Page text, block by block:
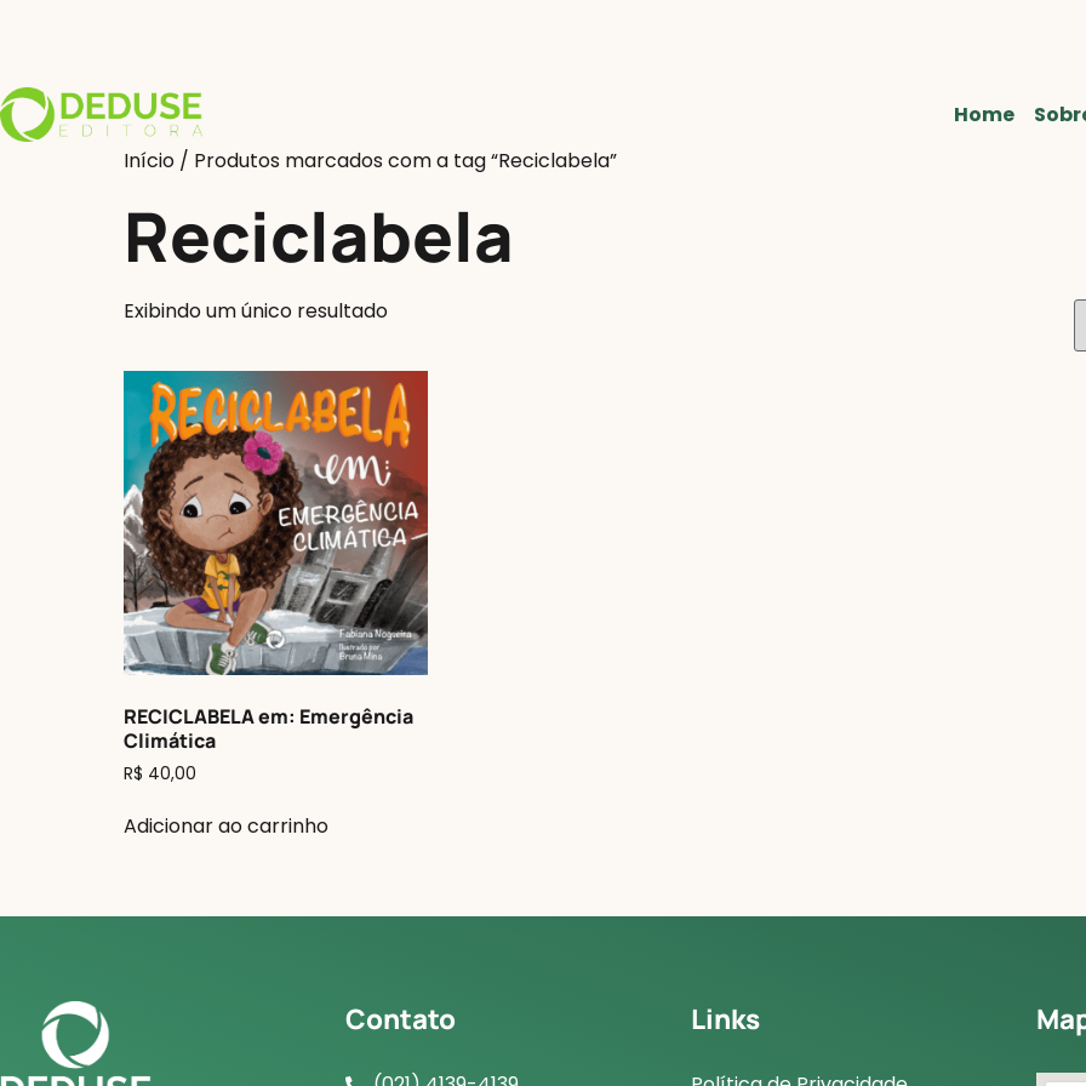
Home
Início / Produtos marcados com a tag “Reciclabela”
Reciclabela
Exibindo um único resultado
RECICLABELA em: Emergência
Climática
R$ 40,00
Adicionar ao carrinho
Contato Links